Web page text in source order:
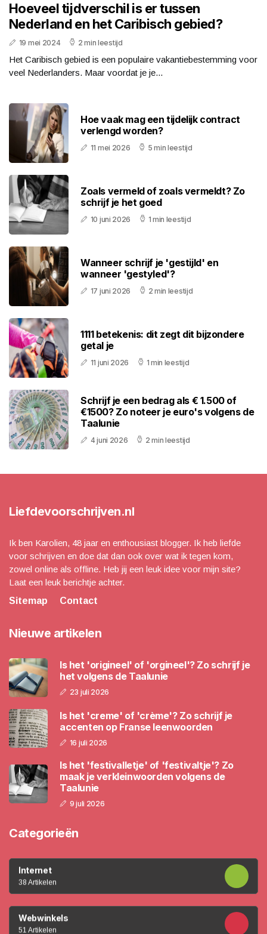
Hoeveel tijdverschil is er tussen
Nederland en het Caribisch gebied?
19 mei 2024 2 min leestijd
Het Caribisch gebied is een populaire vakantiebestemming voor
veel Nederlanders. Maar voordat je je...
Hoe vaak mag een tijdelijk contract
verlengd worden?
11 mei 2026 5 min leestijd
Zoals vermeld of zoals vermeldt? Zo
schrijf je het goed
10 juni 2026 1 min leestijd
Wanneer schrijf je 'gestijld' en
wanneer 'gestyled'?
17 juni 2026 2 min leestijd
1111 betekenis: dit zegt dit bijzondere
getal je
11 juni 2026 1 min leestijd
Schrijf je een bedrag als € 1.500 of
€1500? Zo noteer je euro's volgens de
Taalunie
4 juni 2026 2 min leestijd
Liefdevoorschrijven.nl
Ik ben Karolien, 48 jaar en enthousiast blogger. Ik heb liefde
voor schrijven en doe dat dan ook over wat ik tegen kom,
zowel online als offline. Heb jij een leuk idee voor mijn site?
Laat een leuk berichtje achter.
Sitemap
Contact
Nieuwe artikelen
Is het 'origineel' of 'orgineel'? Zo schrijf je
het volgens de Taalunie
23 juli 2026
Is het 'creme' of 'crème'? Zo schrijf je
accenten op Franse leenwoorden
16 juli 2026
Is het 'festivalletje' of 'festivaltje'? Zo
maak je verkleinwoorden volgens de
Taalunie
9 juli 2026
Categorieën
Internet
38 Artikelen
Webwinkels
51 Artikelen